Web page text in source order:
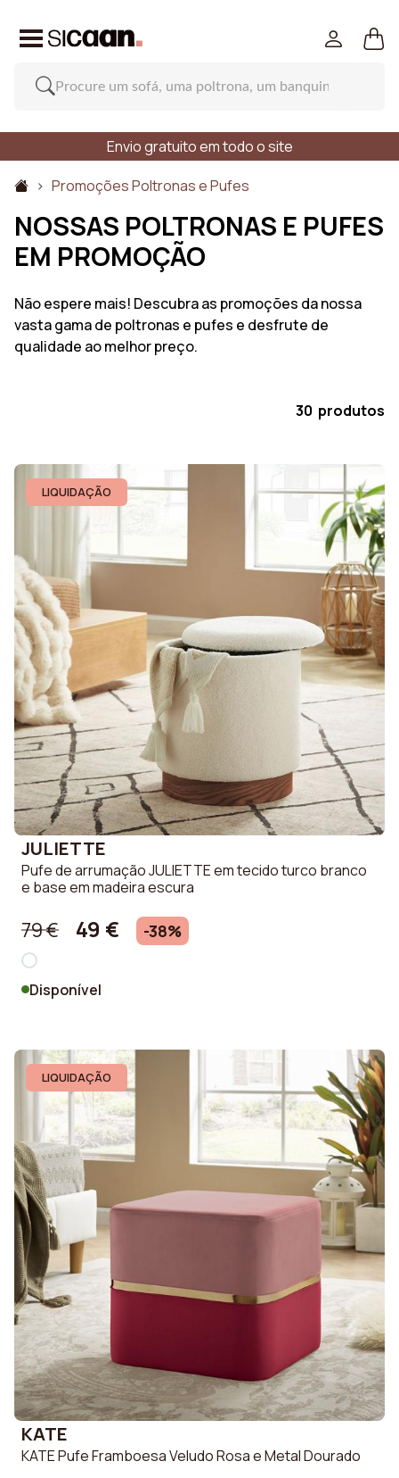
Envio gratuito em todo o site
Promoções Poltronas e Pufes
NOSSAS POLTRONAS E PUFES
EM PROMOÇÃO
Não espere mais! Descubra as promoções da nossa
vasta gama de poltronas e pufes e desfrute de
qualidade ao melhor preço.
30 produtos
LIQUIDAÇÃO
JULIETTE
Pufe de arrumação JULIETTE em tecido turco branco
e base em madeira escura
79 € 49 € -38%
Disponível
LIQUIDAÇÃO
KATE
KATE Pufe Framboesa Veludo Rosa e Metal Dourado